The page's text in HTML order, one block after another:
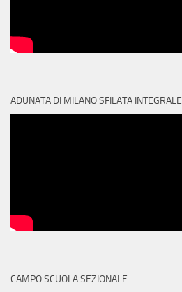
ADUNATA DI MILANO SFILATA INTEGRALE
CAMPO SCUOLA SEZIONALE